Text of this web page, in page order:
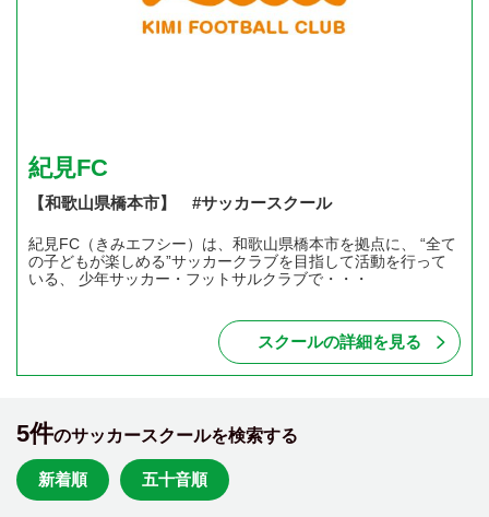
紀見FC
【和歌山県橋本市】 #サッカースクール
紀見FC（きみエフシー）は、和歌山県橋本市を拠点に、 “全て
の子どもが楽しめる”サッカークラブを目指して活動を行って
いる、 少年サッカー・フットサルクラブで・・・
スクールの詳細を見る
5件のサッカースクールを検索する
新着順 五十音順